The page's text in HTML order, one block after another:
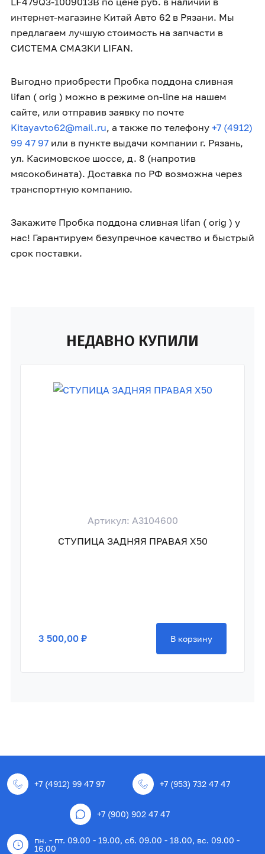
интернет-магазине Китай Авто 62 в Рязани. Мы
предлагаем лучшую стоимость на запчасти в
СИСТЕМА СМАЗКИ LIFAN.
Выгодно приобрести Пробка поддона сливная
lifan ( orig ) можно в режиме on-line на нашем
сайте, или отправив заявку по почте
Kitayavto62@mail.ru, а также по телефону +7 (4912)
99 47 97 или в пункте выдачи компании г. Рязань,
ул. Касимовское шоссе, д. 8 (напротив
мясокобината). Доставка по РФ возможна через
транспортную компанию.
Закажите Пробка поддона сливная lifan ( orig ) у
нас! Гарантируем безупречное качество и быстрый
срок поставки.
НЕДАВНО КУПИЛИ
Артикул: A3104600
СТУПИЦА ЗАДНЯЯ ПРАВАЯ X50
3 500,00 ₽ В корзину
+7 (4912) 99 47 97 +7 (953) 732 47 47
+7 (900) 902 47 47
пн. - пт. 09.00 - 19.00, сб. 09.00 - 18.00, вс. 09.00 -
16.00